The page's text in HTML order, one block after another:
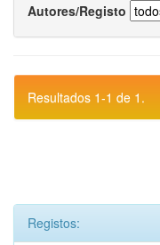
Autores/Registo
Resultados 1-1 de 1.
Registos: